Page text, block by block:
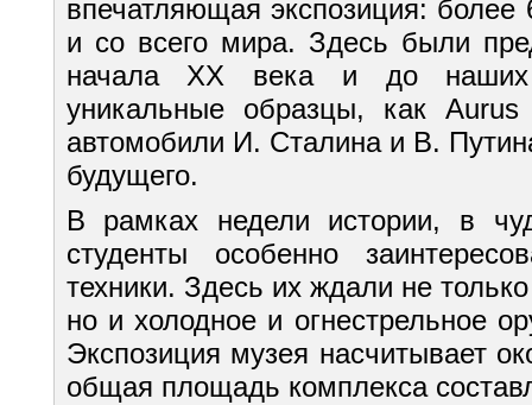
впечатляющая экспозиция: более
и со всего мира. Здесь были
начала XX века и до наших
уникальные образцы, как
автомобили И. Сталина и В.
будущего.
В рамках недели истории, в
студенты особенно
техники. Здесь их ждали не
но и холодное и огнестрельное
Экспозиция музея насчитывает
общая площадь комплекса